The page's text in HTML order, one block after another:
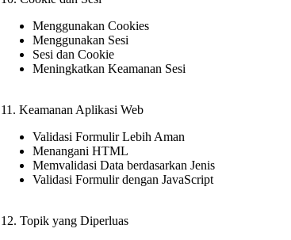
Menggunakan Cookies
Menggunakan Sesi
Sesi dan Cookie
Meningkatkan Keamanan Sesi
11. Keamanan Aplikasi Web
Validasi Formulir Lebih Aman
Menangani HTML
Memvalidasi Data berdasarkan Jenis
Validasi Formulir dengan JavaScript
12. Topik yang Diperluas